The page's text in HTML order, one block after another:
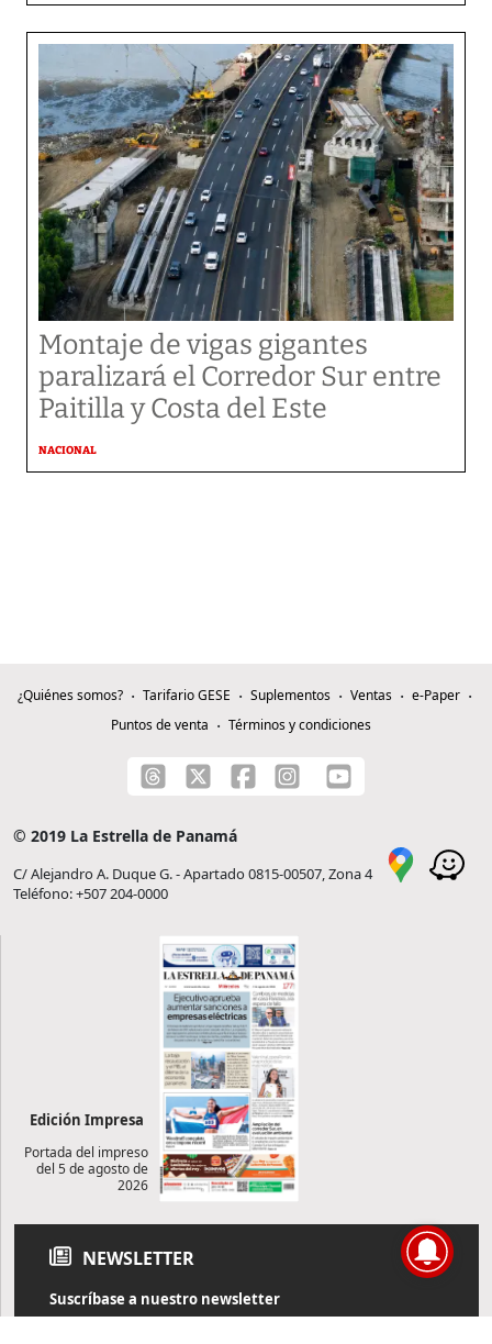
Montaje de vigas gigantes
paralizará el Corredor Sur entre
Paitilla y Costa del Este
NACIONAL
¿Quiénes somos? Tarifario GESE Suplementos Ventas
e-Paper
Puntos de venta
Términos y condiciones
© 2019 La Estrella de Panamá
C/ Alejandro A. Duque G. - Apartado 0815-00507, Zona 4
Teléfono: +507 204-0000
Edición Impresa
Portada del impreso
del 5 de agosto de
2026
NEWSLETTER
Suscríbase a nuestro newsletter
Reciba diariamente información de actualidad directamente en